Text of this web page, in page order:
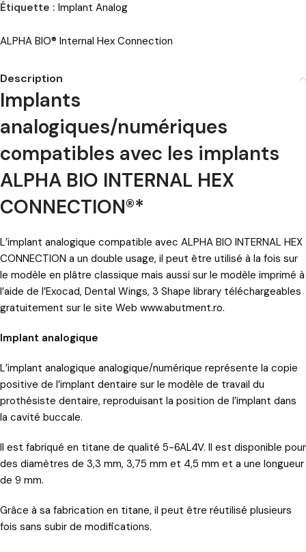
Étiquette : Implant Analog
ALPHA BIO® Internal Hex Connection
Description
Implants
analogiques/numériques
compatibles avec les implants
ALPHA BIO INTERNAL HEX
CONNECTION®*
L’implant analogique compatible avec ALPHA BIO INTERNAL HEX
CONNECTION a un double usage, il peut être utilisé à la fois sur
le modèle en plâtre classique mais aussi sur le modèle imprimé à
l’aide de l’Exocad, Dental Wings, 3 Shape library téléchargeables
gratuitement sur le site Web www.abutment.ro.
Implant analogique
L’implant analogique analogique/numérique représente la copie
positive de l’implant dentaire sur le modèle de travail du
prothésiste dentaire, reproduisant la position de l’implant dans
la cavité buccale.
Il est fabriqué en titane de qualité 5-6AL4V. Il est disponible pour
des diamètres de 3,3 mm, 3,75 mm et 4,5 mm et a une longueur
de 9 mm.
Grâce à sa fabrication en titane, il peut être réutilisé plusieurs
fois sans subir de modifications.